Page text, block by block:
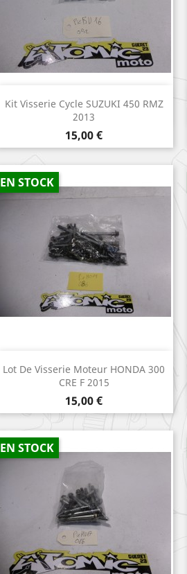
Kit Visserie Cycle SUZUKI 450 RMZ
2013
Prix
15,00 €
Aperçu rapide
Lot De Visserie Moteur HONDA 300
CRE F 2015
Prix
15,00 €
EN STOCK
Aperçu rapide
EN STOCK